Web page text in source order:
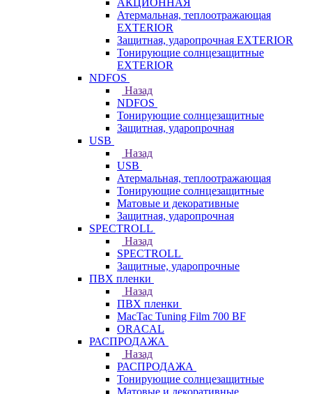
АКЦИОННАЯ
Атермальная, теплоотражающая
EXTERIOR
Защитная, ударопрочная EXTERIOR
Тонирующие солнцезащитные
EXTERIOR
NDFOS
Назад
NDFOS
Тонирующие солнцезащитные
Защитная, ударопрочная
USB
Назад
USB
Атермальная, теплоотражающая
Тонирующие солнцезащитные
Матовые и декоративные
Защитная, ударопрочная
SPECTROLL
Назад
SPECTROLL
Защитные, ударопрочные
ПВХ пленки
Назад
ПВХ пленки
MacTac Tuning Film 700 BF
ORACAL
РАСПРОДАЖА
Назад
РАСПРОДАЖА
Тонирующие солнцезащитные
Матовые и декоративные